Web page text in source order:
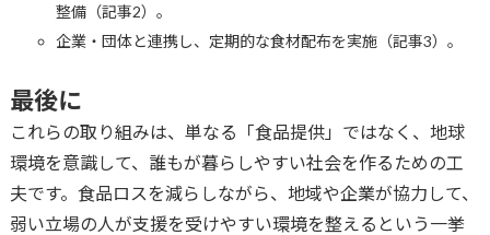
整備（記事2）。
企業・団体と連携し、定期的な食材配布を実施（記事3）。
最後に
これらの取り組みは、単なる「食品提供」ではなく、地球
環境を意識して、誰もが暮らしやすい社会を作るための工
夫です。食品ロスを減らしながら、地域や企業が協力して、
弱い立場の人が支援を受けやすい環境を整えるという一挙